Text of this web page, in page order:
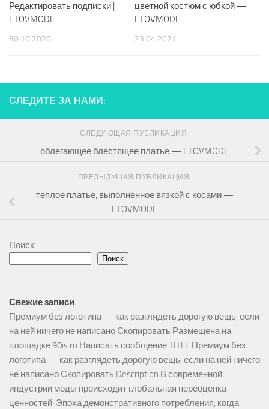
Редактировать подписки |
ETOVMODE
30.10.2020
цветной костюм с юбкой —
ETOVMODE
23.04.2021
СЛЕДИТЕ ЗА НАМИ:
СЛЕДУЮЩАЯ ПУБЛИКАЦИЯ
облегающее блестящее платье — ETOVMODE
ПРЕДЫДУЩАЯ ПУБЛИКАЦИЯ
теплое платье, выполненное вязкой с косами —
ETOVMODE
Поиск
Поиск
Свежие записи
Премиум без логотипа — как разглядеть дорогую вещь, если
на ней ничего не написано Скопировать Размещена на
площадке 90is.ru Написать сообщение TITLE Премиум без
логотипа — как разглядеть дорогую вещь, если на ней ничего
не написано Скопировать Description В современной
индустрии моды происходит глобальная переоценка
ценностей. Эпоха демонстративного потребления, когда